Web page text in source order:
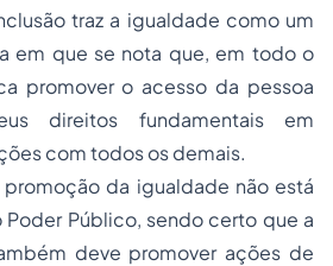
traz a igualdade como um
em que se nota que, em todo o
promover o acesso da pessoa
direitos fundamentais em
com todos os demais.
promoção da igualdade não está
Público, sendo certo que a
deve promover ações de